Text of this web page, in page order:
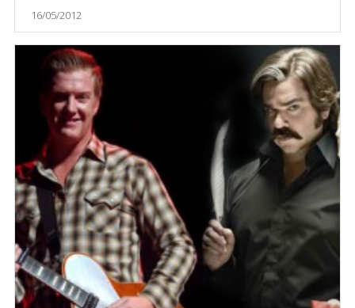
16/05/2012